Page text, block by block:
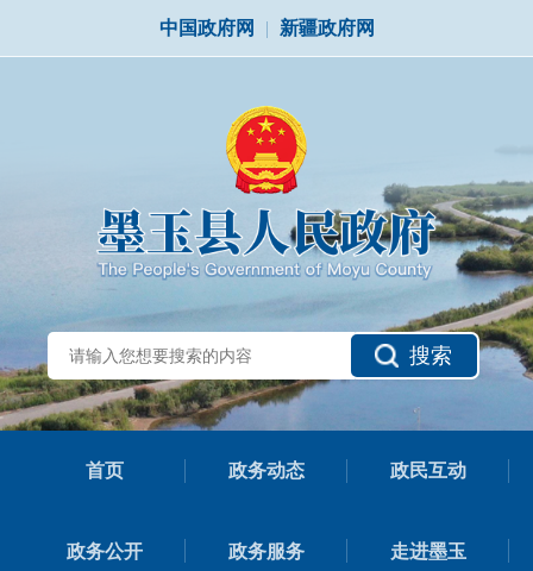
中国政府网 | 新疆政府网
搜索
首页 政务动态 政民互动
政务公开 政务服务 走进墨玉